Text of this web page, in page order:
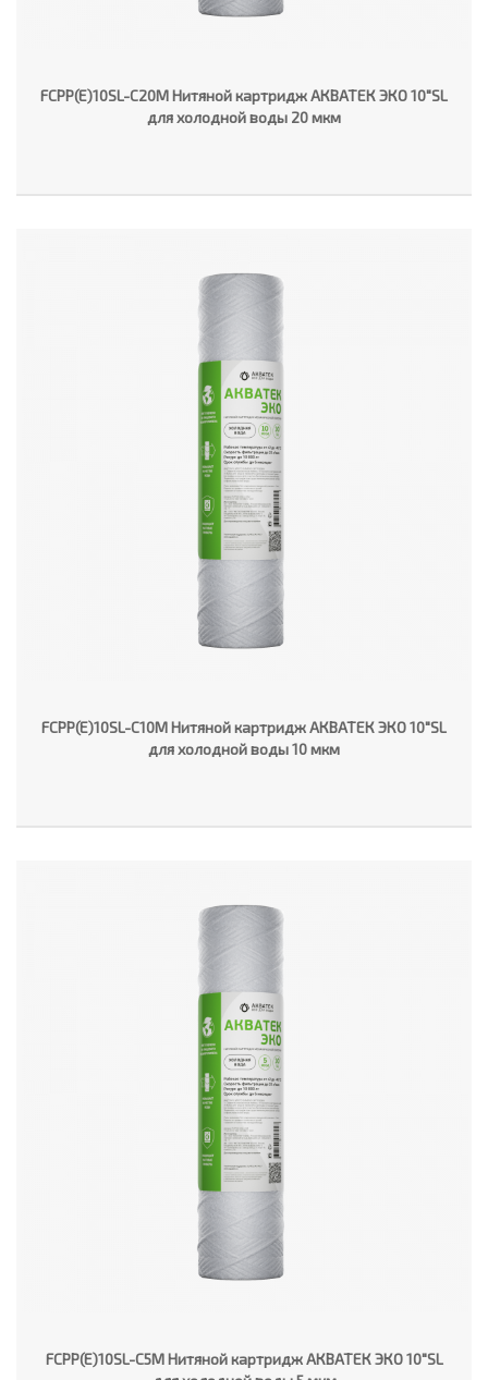
FCPP(E)10SL-C20M Нитяной картридж АКВАТЕК ЭКО 10"SL
для холодной воды 20 мкм
FCPP(E)10SL-C10M Нитяной картридж АКВАТЕК ЭКО 10"SL
для холодной воды 10 мкм
FCPP(E)10SL-C5M Нитяной картридж АКВАТЕК ЭКО 10"SL